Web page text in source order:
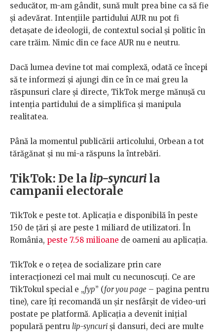
seducător, m-am gândit, sună mult prea bine ca să fie
și adevărat. Intențiile partidului AUR nu pot fi
detașate de ideologii, de contextul social și politic în
care trăim. Nimic din ce face AUR nu e neutru.
Dacă lumea devine tot mai complexă, odată ce începi
să te informezi și ajungi din ce în ce mai greu la
răspunsuri clare și directe, TikTok merge mănușă cu
intenția partidului de a simplifica și manipula
realitatea.
Până la momentul publicării articolului, Orbean a tot
tărăgănat și nu mi-a răspuns la întrebări.
TikTok: De la lip-syncuri la
campanii electorale
TikTok e peste tot. Aplicația e disponibilă în peste
150 de țări și are peste 1 miliard de utilizatori. În
România, peste 7.58 milioane de oameni au aplicația.
TikTok e o rețea de socializare prin care
interacționezi cel mai mult cu necunoscuți. Ce are
TikTokul special e „fyp” (for you page – pagina pentru
tine), care îți recomandă un șir nesfârșit de video-uri
postate pe platformă. Aplicația a devenit inițial
populară pentru lip-syncuri și dansuri, deci are multe